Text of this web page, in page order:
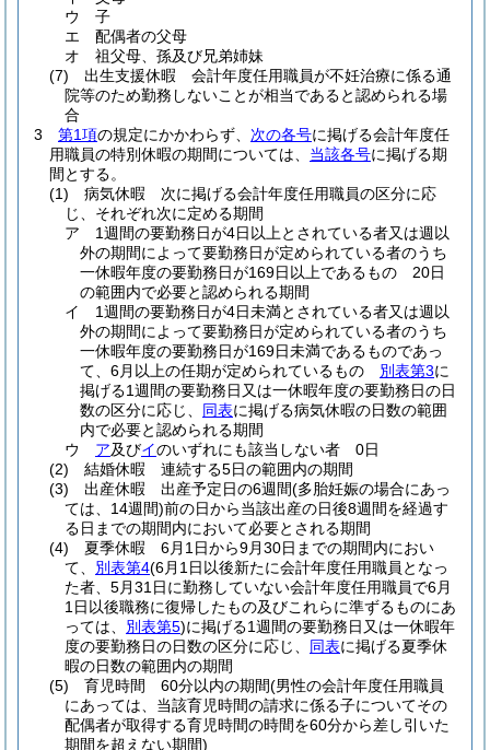
ウ
子
エ
配偶者の父母
オ
祖父母、孫及び兄弟姉妹
(7)
出生支援休暇 会計年度任用職員が不妊治療に係る通
院等のため勤務しないことが相当であると認められる場
合
3
第1項の規定にかかわらず、 次の各号に掲げる会計年度任
用職員の特別休暇の期間については、 当該各号に掲げる期
間とする。
(1)
病気休暇 次に掲げる会計年度任用職員の区分に応
じ、それぞれ次に定める期間
ア
1週間の要勤務日が4日以上とされている者又は週以
外の期間によって要勤務日が定められている者のうち
一休暇年度の要勤務日が169日以上であるもの 20日
の範囲内で必要と認められる期間
イ
1週間の要勤務日が4日未満とされている者又は週以
外の期間によって要勤務日が定められている者のうち
一休暇年度の要勤務日が169日未満であるものであっ
て、6月以上の任期が定められているもの 別表第3に
掲げる1週間の要勤務日又は一休暇年度の要勤務日の日
数の区分に応じ、 同表に掲げる病気休暇の日数の範囲
内で必要と認められる期間
ウ
ア及びイのいずれにも該当しない者 0日
(2)
結婚休暇 連続する5日の範囲内の期間
(3)
出産休暇 出産予定日の6週間(多胎妊娠の場合にあっ
ては、14週間)前の日から当該出産の日後8週間を経過す
る日までの期間内において必要とされる期間
(4)
夏季休暇 6月1日から9月30日までの期間内におい
て、 別表第4(6月1日以後新たに会計年度任用職員となっ
た者、5月31日に勤務していない会計年度任用職員で6月
1日以後職務に復帰したもの及びこれらに準ずるものにあ
っては、 別表第5)に掲げる1週間の要勤務日又は一休暇年
度の要勤務日の日数の区分に応じ、 同表に掲げる夏季休
暇の日数の範囲内の期間
(5)
育児時間 60分以内の期間(男性の会計年度任用職員
にあっては、当該育児時間の請求に係る子についてその
配偶者が取得する育児時間の時間を60分から差し引いた
期間を超えない期間)